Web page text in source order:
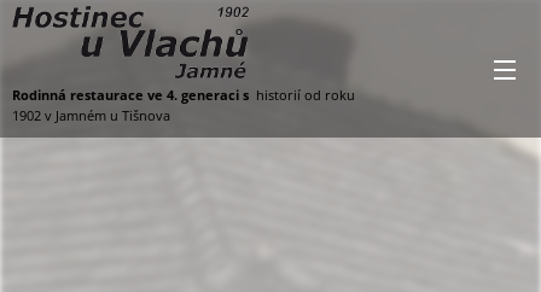
Rodinná restaurace ve 4. generaci s historií od roku
1902 v Jamném u Tišnova